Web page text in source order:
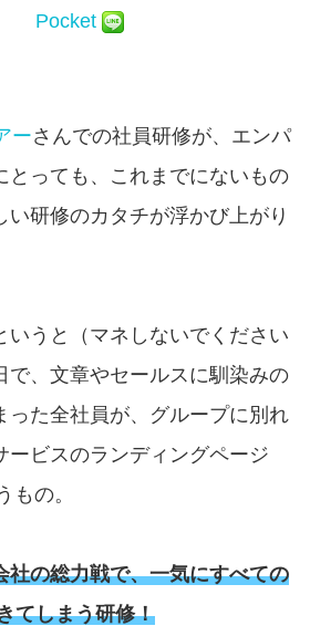
Pocket
ーさんでの社員研修が、エンパ
とっても、これまでにないもの
い研修のカタチが浮かび上がり
いうと（マネしないでください
で、文章やセールスに馴染みの
った全社員が、グループに別れ
ービスのランディングページ
もの。
社の総力戦で、一気にすべての
てしまう研修！